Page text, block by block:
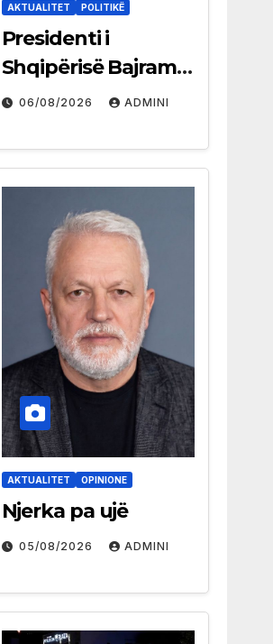
AKTUALITET POLITIKË
Presidenti i
Shqipërisë Bajram
Begaj takon liderët
në Ulqin
06/08/2026 ADMINI
AKTUALITET OPINIONE
Njerka pa ujë
05/08/2026 ADMINI